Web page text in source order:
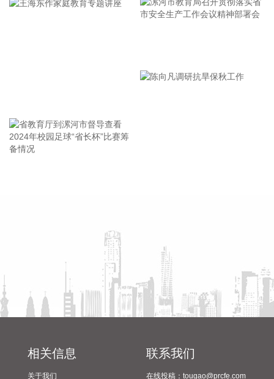
前量”，立足台风正面登陆、贯穿全省、长时间影响、风雨
合作正在有序推进中。
2026-08-08 16:22:12
陆前后，华东降雨进一步增强，江苏南部、安徽东南部、上
海、浙江大部将有大到暴雨，其中上海南部、浙江东部有特大
暴雨，局地日降雨量将达到400毫米甚至500毫米以上，极端性
较强，需注意防范。
2026-08-08 15:54:28
8月8日，记者从上海轮渡获悉，因受今年第13号台风“白海
2026-08-08 15:43:12
8月7日，随着最后一段沥青路面完成摊铺，由中铁五局承建的
市安全生产工作会议精神部署
相关信息
关于我们
联系我们
在线投稿：tougao@prcfe.com